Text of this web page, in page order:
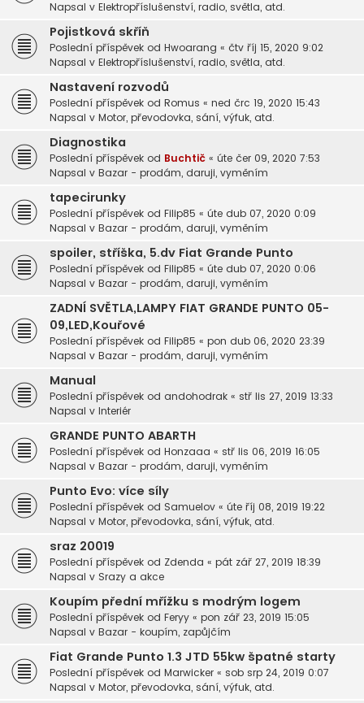
Napsal v Elektropříslušenství, radio, světla, atd.
Pojistková skříň
Poslední příspěvek od Hwoarang « čtv říj 15, 2020 9:02
Napsal v Elektropříslušenství, radio, světla, atd.
Nastavení rozvodů
Poslední příspěvek od Romus « ned črc 19, 2020 15:43
Napsal v Motor, převodovka, sání, výfuk, atd.
Diagnostika
Poslední příspěvek od Buchtič « úte čer 09, 2020 7:53
Napsal v Bazar - prodám, daruji, vyměním
tapecirunky
Poslední příspěvek od Filip85 « úte dub 07, 2020 0:09
Napsal v Bazar - prodám, daruji, vyměním
spoiler, stříška, 5.dv Fiat Grande Punto
Poslední příspěvek od Filip85 « úte dub 07, 2020 0:06
Napsal v Bazar - prodám, daruji, vyměním
ZADNÍ SVĚTLA,LAMPY FIAT GRANDE PUNTO 05-
09,LED,Kouřové
Poslední příspěvek od Filip85 « pon dub 06, 2020 23:39
Napsal v Bazar - prodám, daruji, vyměním
Manual
Poslední příspěvek od andohodrak « stř lis 27, 2019 13:33
Napsal v Interiér
GRANDE PUNTO ABARTH
Poslední příspěvek od Honzaaa « stř lis 06, 2019 16:05
Napsal v Bazar - prodám, daruji, vyměním
Punto Evo: více síly
Poslední příspěvek od Samuelov « úte říj 08, 2019 19:22
Napsal v Motor, převodovka, sání, výfuk, atd.
sraz 20019
Poslední příspěvek od Zdenda « pát zář 27, 2019 18:39
Napsal v Srazy a akce
Koupím přední mřížku s modrým logem
Poslední příspěvek od Feryy « pon zář 23, 2019 15:05
Napsal v Bazar - koupím, zapůjčím
Fiat Grande Punto 1.3 JTD 55kw špatné starty
Poslední příspěvek od Marwicker « sob srp 24, 2019 0:07
Napsal v Motor, převodovka, sání, výfuk, atd.